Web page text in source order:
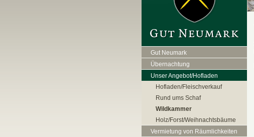
Gut Neumark
Übernachtung
Unser Angebot/Hofladen
Hofladen/Fleischverkauf
Rund ums Schaf
Wildkammer
Holz/Forst/Weihnachtsbäume
Vermietung von Räumlichkeiten